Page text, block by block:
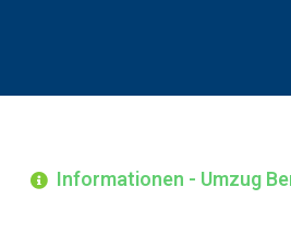
Informationen - Umzug